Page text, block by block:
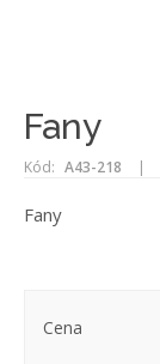
Fany
Kód: A43-218 |
Fany
Cena